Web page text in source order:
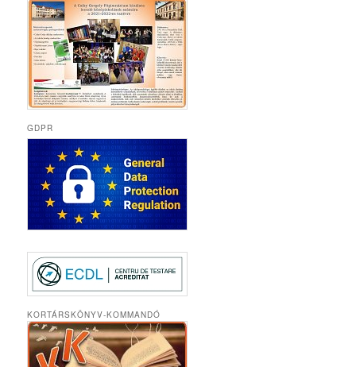
GDPR
KORTÁRSKÖNYV-KOMMANDÓ